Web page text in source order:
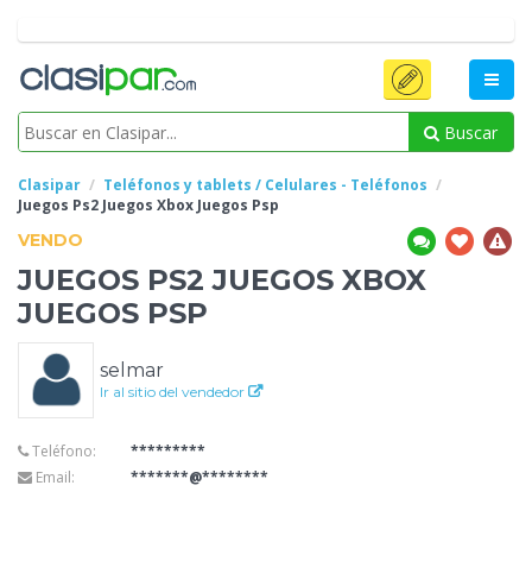
Buscar
Clasipar
Teléfonos y tablets / Celulares - Teléfonos
Juegos Ps2 Juegos Xbox Juegos Psp
VENDO
JUEGOS PS2 JUEGOS XBOX
JUEGOS PSP
selmar
Ir al sitio del vendedor
Teléfono:
*********
Email:
*******@********